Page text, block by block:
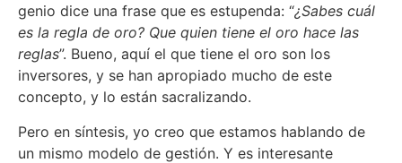
genio dice una frase que es estupenda: “¿Sabes cuál
es la regla de oro? Que quien tiene el oro hace las
reglas”. Bueno, aquí el que tiene el oro son los
inversores, y se han apropiado mucho de este
concepto, y lo están sacralizando.
Pero en síntesis, yo creo que estamos hablando de
un mismo modelo de gestión. Y es interesante